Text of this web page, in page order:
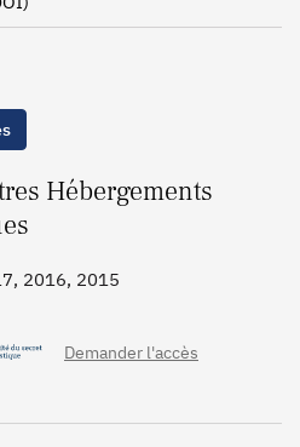
Hébergements
2016, 2015
Demander l'accès